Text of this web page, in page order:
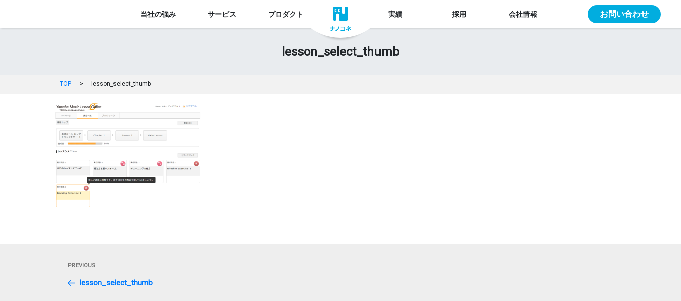
当社の強み サービス プロダクト 実績 採用 会社情報 お問い合わせ
lesson_select_thumb
TOP > lesson_select_thumb
Previous
Post
PREVIOUS
lesson_select_thumb